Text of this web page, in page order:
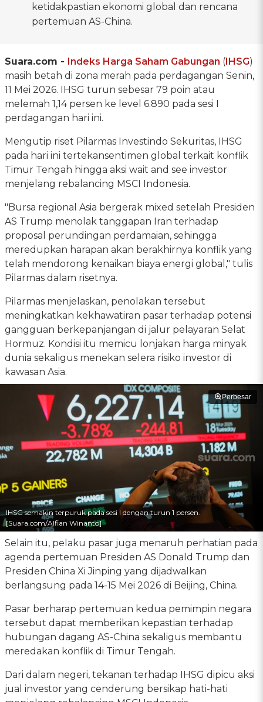
ketidakpastian ekonomi global dan rencana
pertemuan AS-China.
Suara.com - Indeks Harga Saham Gabungan (IHSG)
masih betah di zona merah pada perdagangan Senin,
11 Mei 2026. IHSG turun sebesar 79 poin atau
melemah 1,14 persen ke level 6.890 pada sesi I
perdagangan hari ini.
Mengutip riset Pilarmas Investindo Sekuritas, IHSG
pada hari ini tertekansentimen global terkait konflik
Timur Tengah hingga aksi wait and see investor
menjelang rebalancing MSCI Indonesia.
"Bursa regional Asia bergerak mixed setelah Presiden
AS Trump menolak tanggapan Iran terhadap
proposal perundingan perdamaian, sehingga
meredupkan harapan akan berakhirnya konflik yang
telah mendorong kenaikan biaya energi global," tulis
Pilarmas dalam risetnya.
Pilarmas menjelaskan, penolakan tersebut
meningkatkan kekhawatiran pasar terhadap potensi
gangguan berkepanjangan di jalur pelayaran Selat
Hormuz. Kondisi itu memicu lonjakan harga minyak
dunia sekaligus menekan selera risiko investor di
kawasan Asia.
Perbesar
IHSG semakin terpuruk pada sesi I dengan turun 1 persen.
[Suara.com/Alfian Winanto]
Selain itu, pelaku pasar juga menaruh perhatian pada
agenda pertemuan Presiden AS Donald Trump dan
Presiden China Xi Jinping yang dijadwalkan
berlangsung pada 14-15 Mei 2026 di Beijing, China.
Pasar berharap pertemuan kedua pemimpin negara
tersebut dapat memberikan kepastian terhadap
hubungan dagang AS-China sekaligus membantu
meredakan konflik di Timur Tengah.
Dari dalam negeri, tekanan terhadap IHSG dipicu aksi
jual investor yang cenderung bersikap hati-hati